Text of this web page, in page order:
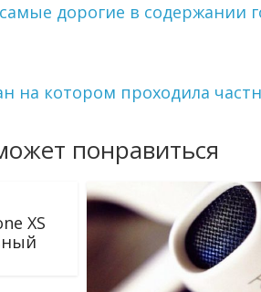
дорогие в содержании
на котором проходила
понравиться
XS